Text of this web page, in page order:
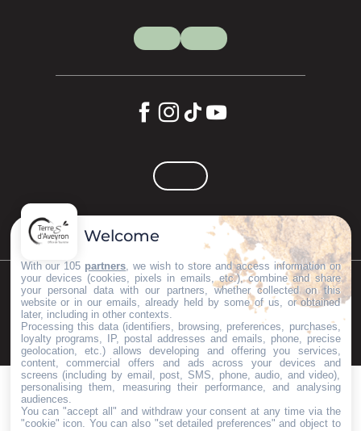
©Copyright 2023 Mentions légalesPartenaires
Welcome
With our 105 partners , we wish to store and access information on
your devices (cookies, pixels in emails, etc.), combine and share
your personal data with our partners, whether collected on this
website or in our emails, already held by some of us, or obtained
later, including in other contexts.
Processing this data (identifiers, browsing, preferences, purchases,
loyalty programs, IP, postal addresses and emails, phone, precise
geolocation, etc.) allows developing and offering you services,
content, commercial offers and ads across your devices and
screens (including by email, post, SMS, phone, audio, and video),
personalising them, measuring their performance, and analysing
audiences.
You can "accept all" and withdraw your consent at any time via the
"cookie" icon . You can also "set detailed preferences" and object to